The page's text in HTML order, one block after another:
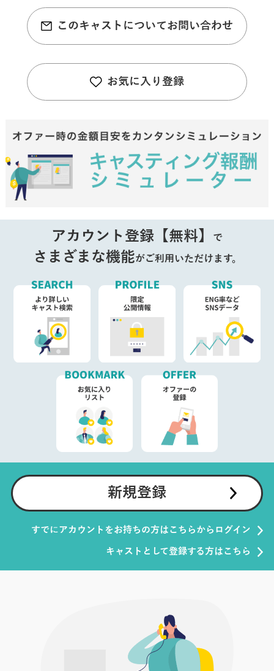
このキャストについてお問い合わせ
お気に入り登録
アカウント登録【無料】 で
さまざまな機能がご利用いただけます。
新規登録
すでにアカウントをお持ちの方はこちらからログイン
キャストとして登録する方はこちら